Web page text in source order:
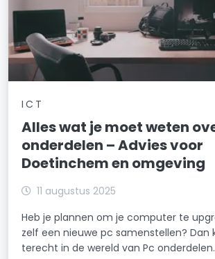
ICT
Alles wat je moet weten
onderdelen – Advies voor
Doetinchem en omgeving
11 augustus 2025
Heb je plannen om je computer te
zelf een nieuwe pc samenstellen? Dan
terecht in de wereld van Pc onderdelen.